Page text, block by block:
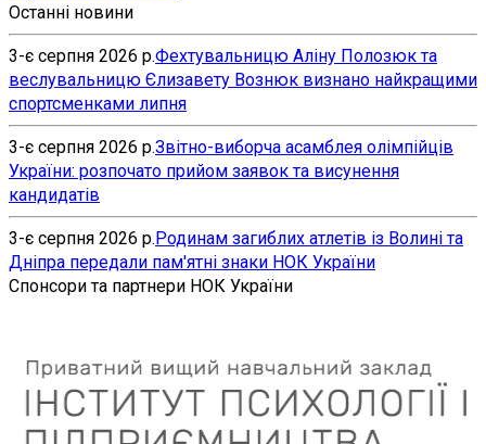
Останні новини
3-є серпня 2026 р.Фехтувальницю Аліну Полозюк та
веслувальницю Єлизавету Вознюк визнано найкращими
спортсменками липня
3-є серпня 2026 р.Звітно-виборча асамблея олімпійців
України: розпочато прийом заявок та висунення
кандидатів
3-є серпня 2026 р.Родинам загиблих атлетів із Волині та
Дніпра передали пам'ятні знаки НОК України
Спонсори та партнери НОК України